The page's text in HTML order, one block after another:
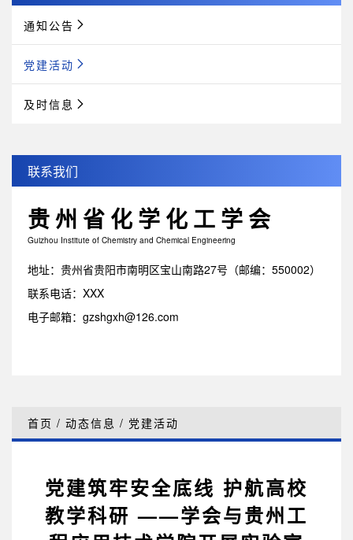
通知公告
党建活动
及时信息
联系我们
贵州省化学化工学会
Guizhou Institute of Chemistry and Chemical Engineering
地址：贵州省贵阳市南明区宝山南路27号（邮编：550002）
联系电话：XXX
电子邮箱：gzshgxh@126.com
首页 / 动态信息 / 党建活动
党建筑牢安全底线 护航高校
教学科研 ——学会与贵州工